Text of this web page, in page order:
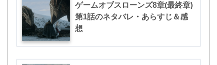
ゲームオブスローンズ8章(最終章)
第1話のネタバレ・あらすじ＆感
想